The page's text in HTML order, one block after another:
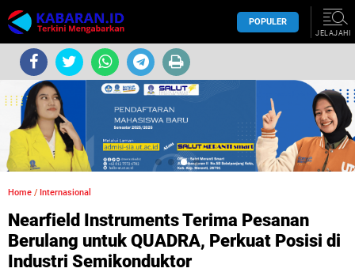
POPULER
JELAJAHI
Home / Internasional
Nearfield Instruments Terima Pesanan
Berulang untuk QUADRA, Perkuat Posisi di
Industri Semikonduktor